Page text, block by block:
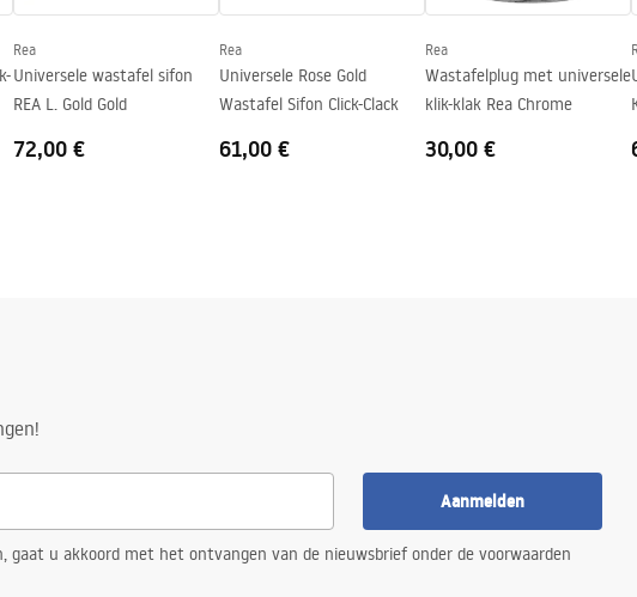
Rea
Universele wastafel sifon
REA L. Gold Gold
72,00 €
Rea
Universele Rose Gold
Wastafel Sifon Click-Clack
61,00 €
Rea
Wastafelplug met universele
klik-klak Rea Chrome
30,00 €
Aanmelden
gaat u akkoord met het ontvangen van de nieuwsbrief onder de voorwaarden